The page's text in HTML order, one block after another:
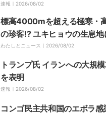
速報｜ 2026/08/02
標高4000mを超える極寒・
の珍客!? ユキヒョウの生息地
ントパンダ”が出現 中国
わたしとニュース｜ 2026/08/02
トランプ氏 イランへの大規
を表明
速報｜ 2026/08/02
コンゴ民主共和国のエボラ